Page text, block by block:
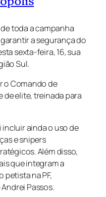
toda a campanha
a segurança do
sexta-feira, 16, sua
Sul.
o Comando de
de elite, treinada para
incluir ainda o uso de
esnipers
Além disso,
que integram a
petista na PF,
Passos.